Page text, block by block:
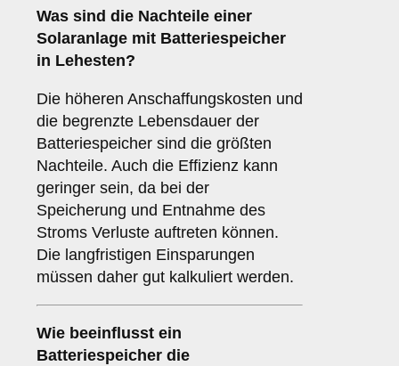
Was sind die Nachteile einer
Solaranlage mit Batteriespeicher
in Lehesten?
Die höheren Anschaffungskosten und
die begrenzte Lebensdauer der
Batteriespeicher sind die größten
Nachteile. Auch die Effizienz kann
geringer sein, da bei der
Speicherung und Entnahme des
Stroms Verluste auftreten können.
Die langfristigen Einsparungen
müssen daher gut kalkuliert werden.
Wie beeinflusst ein
Batteriespeicher die